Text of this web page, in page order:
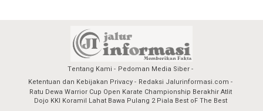
Tentang Kami
Pedoman Media Siber
Ketentuan dan Kebijakan Privacy
Redaksi Jalurinformasi.com
Ratu Dewa Warrior Cup Open Karate Championship Berakhir Atlit
Dojo KKI Koramil Lahat Bawa Pulang 2 Piala Best oF The Best